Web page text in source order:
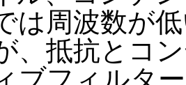
は周波数が
、抵抗とコ